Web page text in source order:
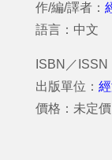
作/編/譯者：
語言：中文
ISBN／ISSN
出版單位：
價格：未定價